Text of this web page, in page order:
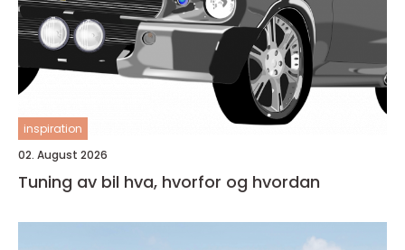
inspiration
02. August 2026
Tuning av bil hva, hvorfor og hvordan